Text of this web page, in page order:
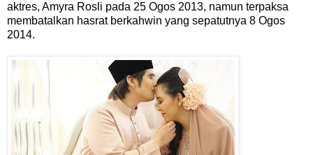
aktres, Amyra Rosli pada 25 Ogos 2013, namun terpaksa
membatalkan hasrat berkahwin yang sepatutnya 8 Ogos
2014.